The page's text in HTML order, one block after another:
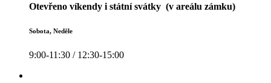
Otevřeno víkendy i státní svátky (v areálu zámku)
Sobota, Neděle
9:00-11:30 / 12:30-15:00